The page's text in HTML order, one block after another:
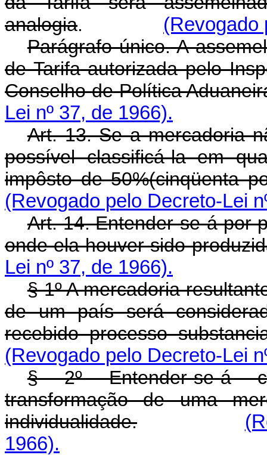
analogia. (Revogado
Parágrafo único. A
de Tarifa autorizada pelo
Conselho de Política
Lei nº 37, de 1966).
Art. 13. Se a mercadoria
possível classificá-la em
impôsto de 50%(cinqüenta
(Revogado pelo Decreto-Lei
Art. 14. Entender-se-á por
onde ela houver sido
Lei nº 37, de 1966).
§ 1º A mercadoria
de um país será
recebido processo
(Revogado pelo Decreto-Lei
§ 2º Entender-se-á
transformação de uma
individualidade.
1966).